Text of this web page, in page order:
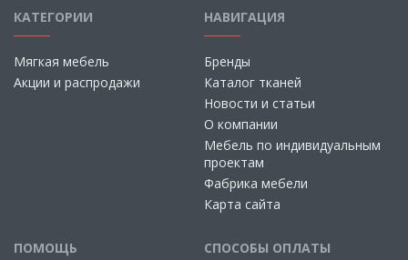
КАТЕГОРИИ
Мягкая мебель
Акции и распродажи
НАВИГАЦИЯ
Бренды
Каталог тканей
Новости и статьи
О компании
Мебель по индивидуальным
проектам
Фабрика мебели
Карта сайта
ПОМОЩЬ СПОСОБЫ ОПЛАТЫ